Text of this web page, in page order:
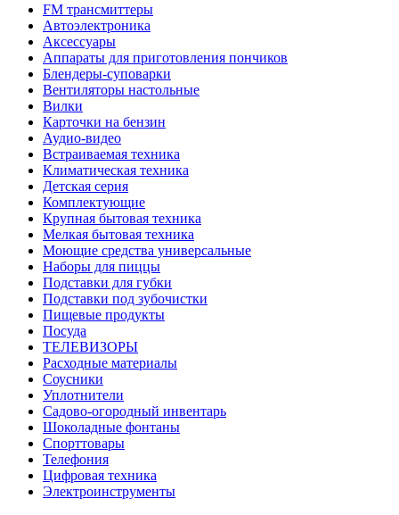
FM трансмиттеры
Автоэлектроника
Аксессуары
Аппараты для приготовления пончиков
Блендеры-суповарки
Вентиляторы настольные
Вилки
Карточки на бензин
Аудио-видео
Встраиваемая техника
Климатическая техника
Детская серия
Комплектующие
Крупная бытовая техника
Мелкая бытовая техника
Моющие средства универсальные
Наборы для пиццы
Подставки для губки
Подставки под зубочистки
Пищевые продукты
Посуда
ТЕЛЕВИЗОРЫ
Расходные материалы
Соусники
Уплотнители
Садово-огородный инвентарь
Шоколадные фонтаны
Спорттовары
Телефония
Цифровая техника
Электроинструменты